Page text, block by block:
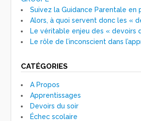
Suivez la Guidance Parentale en
Alors, à quoi servent donc les «
Le véritable enjeu des « devoirs
Le rôle de l’inconscient dans
CATÉGORIES
A Propos
Apprentissages
Devoirs du soir
Échec scolaire